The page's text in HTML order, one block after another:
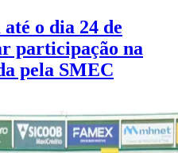
o dia 24 de
participação na
pela SMEC